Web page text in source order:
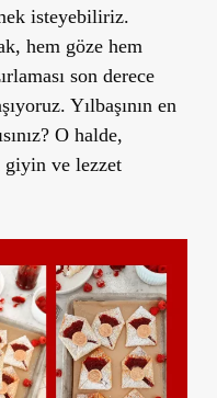
isteyebiliriz.
hem göze hem
son derece
Yılbaşının en
O halde,
giyin ve lezzet